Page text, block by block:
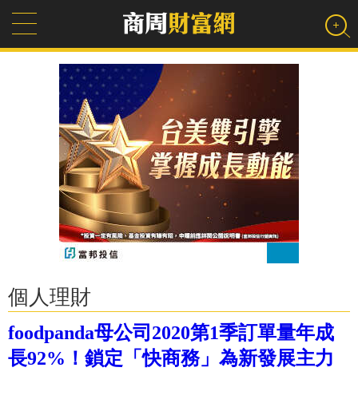
個人理財
foodpanda母公司2020第1季訂單量年成
長92%！鎖定「快商務」為新發展主力